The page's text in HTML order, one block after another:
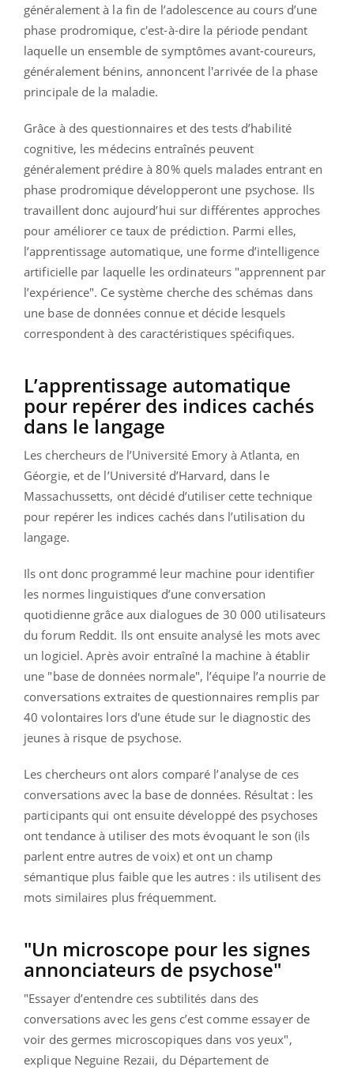
généralement à la fin de l’adolescence au cours d’une
phase prodromique, c'est-à-dire la période pendant
laquelle un ensemble de symptômes avant-coureurs,
généralement bénins, annoncent l'arrivée de la phase
principale de la maladie.
Grâce à des questionnaires et des tests d’habilité
cognitive, les médecins entraînés peuvent
généralement prédire à 80% quels malades entrant en
phase prodromique développeront une psychose. Ils
travaillent donc aujourd’hui sur différentes approches
pour améliorer ce taux de prédiction. Parmi elles,
l’apprentissage automatique, une forme d’intelligence
artificielle par laquelle les ordinateurs "apprennent par
l’expérience". Ce système cherche des schémas dans
une base de données connue et décide lesquels
correspondent à des caractéristiques spécifiques.
L’apprentissage automatique
pour repérer des indices cachés
dans le langage
Les chercheurs de l’Université Emory à Atlanta, en
Géorgie, et de l’Université d’Harvard, dans le
Massachussetts, ont décidé d’utiliser cette technique
pour repérer les indices cachés dans l’utilisation du
langage.
Ils ont donc programmé leur machine pour identifier
les normes linguistiques d’une conversation
quotidienne grâce aux dialogues de 30 000 utilisateurs
du forum Reddit. Ils ont ensuite analysé les mots avec
un logiciel. Après avoir entraîné la machine à établir
une "base de données normale", l’équipe l’a nourrie de
conversations extraites de questionnaires remplis par
40 volontaires lors d'une étude sur le diagnostic des
jeunes à risque de psychose.
Les chercheurs ont alors comparé l’analyse de ces
conversations avec la base de données. Résultat : les
participants qui ont ensuite développé des psychoses
ont tendance à utiliser des mots évoquant le son (ils
parlent entre autres de voix) et ont un champ
sémantique plus faible que les autres : ils utilisent des
mots similaires plus fréquemment.
"Un microscope pour les signes
annonciateurs de psychose"
"Essayer d’entendre ces subtilités dans des
conversations avec les gens c’est comme essayer de
voir des germes microscopiques dans vos yeux",
explique Neguine Rezaii, du Département de